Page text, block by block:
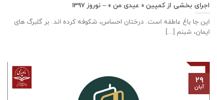
اجرای بخشی از کمپین « عیدی من » – نوروز ۱۳۹۷
این جا باغ عاطفه است. درختان احساس، شکوفه کرده اند. بر گلبرگ های
ایمان، شبنم [...]
۲۹
آبان